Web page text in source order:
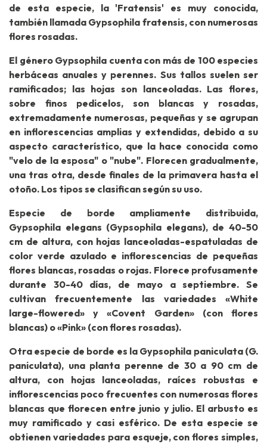
de esta especie, la 'Fratensis' es muy conocida,
también llamada Gypsophila fratensis, con numerosas
flores rosadas.
El género Gypsophila cuenta con más de 100 especies
herbáceas anuales y perennes. Sus tallos suelen ser
ramificados; las hojas son lanceoladas. Las flores,
sobre finos pedicelos, son blancas y rosadas,
extremadamente numerosas, pequeñas y se agrupan
en inflorescencias amplias y extendidas, debido a su
aspecto característico, que la hace conocida como
"velo de la esposa" o "nube". Florecen gradualmente,
una tras otra, desde finales de la primavera hasta el
otoño. Los tipos se clasifican según su uso.
Especie de borde ampliamente distribuida,
Gypsophila elegans (Gypsophila elegans), de 40-50
cm de altura, con hojas lanceoladas-espatuladas de
color verde azulado e inflorescencias de pequeñas
flores blancas, rosadas o rojas. Florece profusamente
durante 30-40 días, de mayo a septiembre. Se
cultivan frecuentemente las variedades «White
large-flowered» y «Covent Garden» (con flores
blancas) o «Pink» (con flores rosadas).
Otra especie de borde es la Gypsophila paniculata (G.
paniculata), una planta perenne de 30 a 90 cm de
altura, con hojas lanceoladas, raíces robustas e
inflorescencias poco frecuentes con numerosas flores
blancas que florecen entre junio y julio. El arbusto es
muy ramificado y casi esférico. De esta especie se
obtienen variedades para esqueje, con flores simples,